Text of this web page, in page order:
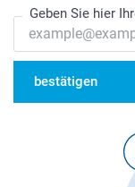
Geben Sie hier
bestätigen